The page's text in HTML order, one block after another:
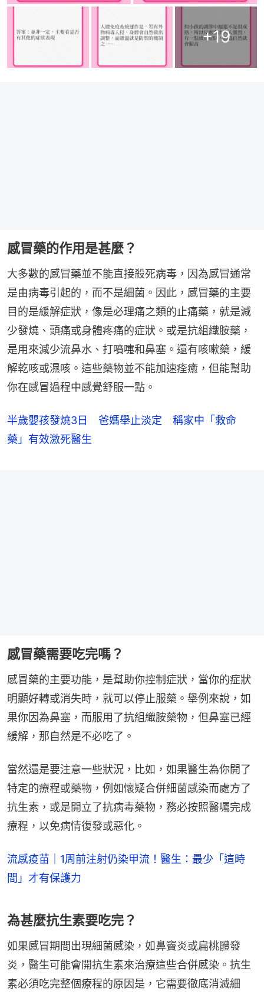
+19
感冒藥的作用是甚麼？
大多數的感冒藥並不能直接殺死病毒，因為感冒通常
是由病毒引起的，而不是細菌。因此，感冒藥的主要
目的是緩解症狀，像是必理痛之類的止痛藥，就是減
少發燒、頭痛或身體疼痛的症狀。或是抗組織胺藥，
是用來減少流鼻水、打噴嚏和鼻塞。還有咳嗽藥，緩
解乾咳或濕咳。這些藥物並不能加速痊癒，但能幫助
你在感冒過程中感覺舒服一點。
半歲嬰孩發燒3日 爸媽舉止淡定 稱家中「救命
藥」有效激死醫生
感冒藥需要吃完嗎？
感冒藥的主要功能，是幫助你控制症狀，當你的症狀
明顯好轉或消失時，就可以停止服藥。舉例來說，如
果你因為鼻塞，而服用了抗組織胺藥物，但鼻塞已經
緩解，那自然是不必吃了。
當然還是要注意一些狀況，比如，如果醫生為你開了
特定的療程或藥物，例如懷疑合併細菌感染而處方了
抗生素，或是開立了抗病毒藥物，務必按照醫囑完成
療程，以免病情復發或惡化。
流感疫苗｜1周前注射仍染甲流！醫生：最少「這時
間」才有保護力
為甚麼抗生素要吃完？
如果感冒期間出現細菌感染，如鼻竇炎或扁桃體發
炎，醫生可能會開抗生素來治療這些合併感染。抗生
素必須吃完整個療程的原因是，它需要徹底消滅細